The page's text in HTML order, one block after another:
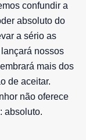
confundir a
absoluto do
a sério as
nossos
mais dos
de aceitar.
não oferece
absoluto.